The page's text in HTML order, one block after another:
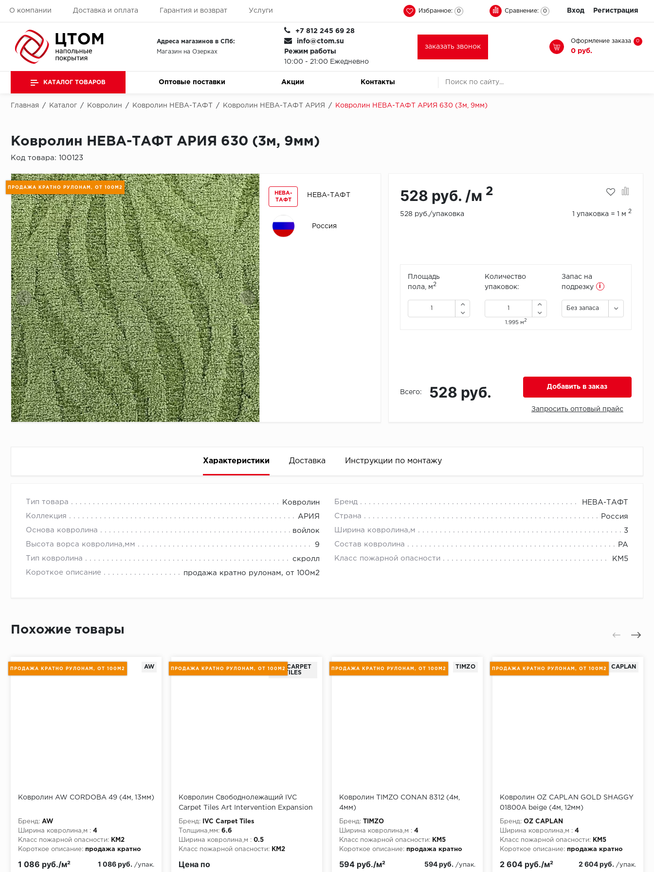
О компании Доставка и оплата Гарантия и возврат Услуги Избранное: 0 Сравнение: 0 Вход Регистрация
Адреса магазинов в СПб:
Магазин на Озерках
+7 812 245 69 28
info@ctom.su
Режим работы
10:00 - 21:00 Ежедневно
заказать звонок
Оформление заказа 0
0 руб.
КАТАЛОГ ТОВАРОВ Оптовые поставки Акции Контакты
Главная / Каталог / Ковролин / Ковролин НЕВА-ТАФТ / Ковролин НЕВА-ТАФТ АРИЯ / Ковролин НЕВА-ТАФТ АРИЯ 630 (3м, 9мм)
Ковролин НЕВА-ТАФТ АРИЯ 630 (3м, 9мм)
Код товара: 100123
ПРОДАЖА КРАТНО РУЛОНАМ, ОТ 100М2
НЕВА-
ТАФТ
НЕВА-ТАФТ
Россия
528 руб. /м 2
528 руб./упаковка 1 упаковка = 1 м 2
Площадь
пола, м2
Количество
упаковок:
1.995 м2
Запас на
подрезку
i
Без запаса
Всего: 528 руб. Добавить в заказ
Запросить оптовый прайс
Характеристики Доставка Инструкции по монтажу
Тип товара Ковролин Бренд НЕВА-ТАФТ
Коллекция АРИЯ Страна Россия
Основа ковролина войлок Ширина ковролина,м 3
Высота ворса ковролина,мм 9 Состав ковролина PA
Тип ковролина скролл Класс пожарной опасности КМ5
Короткое описание продажа кратно рулонам, от 100м2
Условия доставки
Первый ряд:
Монтаж второй и последующих пластин:
Монтаж последнего ряда:
Похожие товары
ПРОДАЖА КРАТНО РУЛОНАМ, ОТ 100М2 AW
Ковролин AW CORDOBA 49 (4м, 13мм)
Бренд: AW
Ширина ковролина,м : 4
Класс пожарной опасности:
КМ2
Короткое описание: продажа кратно
1 086 руб./м² 1 086 руб. /упак.
ПРОДАЖА КРАТНО РУЛОНАМ, ОТ 100М2IVC CARPET
TILES
Ковролин Свободнолежащий IVC
Carpet Tiles Art Intervention Expansion
Point 975
Бренд:
IVC Carpet Tiles
Толщина,мм: 6.6
Ширина ковролина,м : 0.5
Класс пожарной опасности:
КМ2
рулонам, от 100м2
Цена по
ПРОДАЖА КРАТНО РУЛОНАМ, ОТ 100М2 TIMZO
Ковролин TIMZO CONAN 8312 (4м,
4мм)
Бренд:
TIMZO
Ширина ковролина,м : 4
Класс пожарной опасности:
КМ5
Короткое описание: продажа кратно
594 руб./м² 594 руб. /упак.
ПРОДАЖА КРАТНО РУЛОНАМ, ОТ 100М2OZ CAPLAN
Ковролин OZ CAPLAN GOLD SHAGGY
01800A beige (4м, 12мм)
Бренд: OZ CAPLAN
Ширина ковролина,м : 4
Класс пожарной опасности:
КМ5
Короткое описание: продажа кратно
2 604 руб./м² 2 604 руб. /упак.